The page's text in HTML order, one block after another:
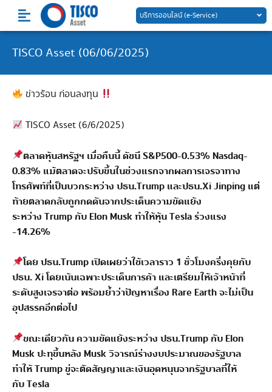
content
บริการออนไลน์ (e-Service)
TISCO Asset (06/06/2025)
ข่าวร้อน ก่อนลงทุน
TISCO Asset (6/6/2025)
ตลาดหุ้นสหรัฐฯ เมื่อคืนนี้ ดัชนีS&P500-0.53% Nasdaq-
0.83% แม้ตลาดจะปรับขึ้นในช่วงแรกจากผลการเจรจาทาง
โทรศัพท์ที่เป็นบวกระหว่าง ปธน.Trump และปธน.Xi Jinping แต่
ท้ายตลาดกลับถูกกดดันจากประเด็นความขัดแย้ง
ระหว่าง Trumpกับ Elon Muskทำให้หุ้นTeslaร่วงแรง
-14.26%
โดย ปธน.Trump เปิดเผยว่าใช้เวลาราว 1 ชั่วโมงครึ่งคุยกับ
ปธน.Xiโดยเน้นเฉพาะประเด็นการค้า และเตรียมให้เจ้าหน้าที่
ระดับสูงเจรจาต่อ พร้อมย้ำว่าปัญหาเรื่อง Rare Earthจะไม่เป็น
อุปสรรคอีกต่อไป
ขณะเดียวกัน ความขัดแย้งระหว่าง ปธน.Trumpกับ Elon
Muskปะทุขึ้นหลัง Muskวิจารณ์ร่างงบประมาณของรัฐบาล
ทำให้Trumpขู่จะตัดสัญญาและเงินอุดหนุนจากรัฐบาลที่ให้
กับTesla